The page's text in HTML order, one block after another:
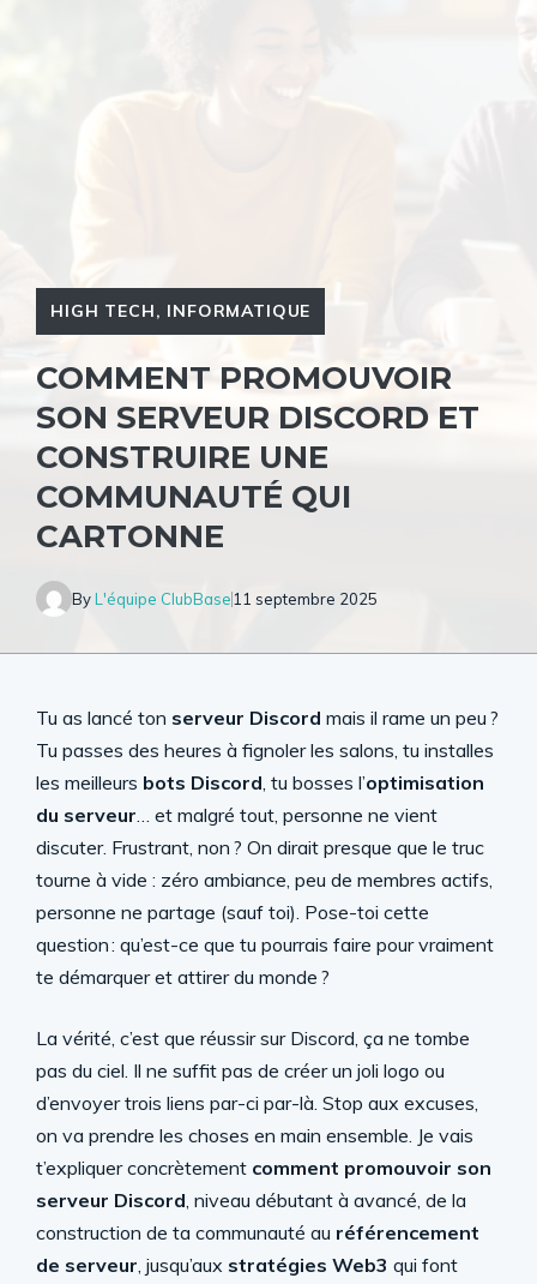
HIGH TECH, INFORMATIQUE
COMMENT PROMOUVOIR
SON SERVEUR DISCORD ET
CONSTRUIRE UNE
COMMUNAUTÉ QUI
CARTONNE
ByL'équipe ClubBase 11 septembre 2025
Tu as lancé ton serveur Discord mais il rame un peu ?
Tu passes des heures à fignoler les salons, tu installes
les meilleurs bots Discord, tu bosses l’optimisation
du serveur… et malgré tout, personne ne vient
discuter. Frustrant, non ? On dirait presque que le truc
tourne à vide : zéro ambiance, peu de membres actifs,
personne ne partage (sauf toi). Pose-toi cette
question : qu’est-ce que tu pourrais faire pour vraiment
te démarquer et attirer du monde ?
La vérité, c’est que réussir sur Discord, ça ne tombe
pas du ciel. Il ne suffit pas de créer un joli logo ou
d’envoyer trois liens par-ci par-là. Stop aux excuses,
on va prendre les choses en main ensemble. Je vais
t’expliquer concrètement comment promouvoir son
serveur Discord, niveau débutant à avancé, de la
construction de ta communauté au référencement
de serveur, jusqu’aux stratégies Web3 qui font